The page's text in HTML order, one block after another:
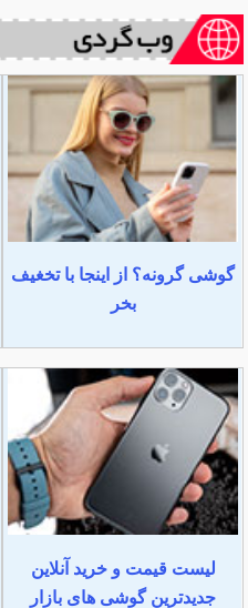
گوشی گرونه؟ از اینجا با تخغیف
بخر
لیست قیمت و خرید آنلاین
جدیدترین گوشی های بازار